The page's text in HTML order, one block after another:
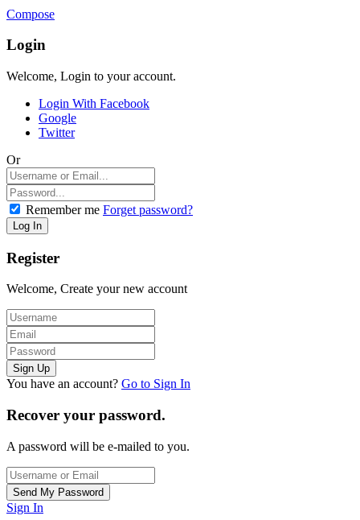
Compose
Login
Welcome, Login to your account.
Login With Facebook
Google
Twitter
Or
Remember me Forget password?
Register
Welcome, Create your new account
You have an account? Go to Sign In
Recover your password.
A password will be e-mailed to you.
Sign In